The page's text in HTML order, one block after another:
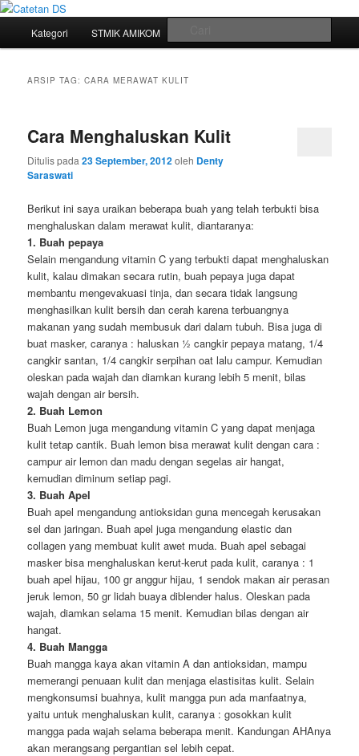
Catetan DS
Mari bermimpi dan ciptakan kehendak
Langsung
utama
Langsung
sekunder
Kategori STMIK AMIKOM
ARSIP TAG:CARA MERAWAT KULIT
Cara Menghaluskan Kulit
Ditulis pada23 September, 2012oleh Denty
Saraswati
Berikut ini saya uraikan beberapa buah yang telah terbukti bisa
menghaluskan dalam merawat kulit, diantaranya:
1. Buah pepaya
Selain mengandung vitamin C yang terbukti dapat menghaluskan
kulit, kalau dimakan secara rutin, buah pepaya juga dapat
membantu mengevakuasi tinja, dan secara tidak langsung
menghasilkan kulit bersih dan cerah karena terbuangnya
makanan yang sudah membusuk dari dalam tubuh. Bisa juga di
buat masker, caranya : haluskan ½ cangkir pepaya matang, 1/4
cangkir santan, 1/4 cangkir serpihan oat lalu campur. Kemudian
oleskan pada wajah dan diamkan kurang lebih 5 menit, bilas
wajah dengan air bersih.
2. Buah Lemon
Buah Lemon juga mengandung vitamin C yang dapat menjaga
kulit tetap cantik. Buah lemon bisa merawat kulit dengan cara :
campur air lemon dan madu dengan segelas air hangat,
kemudian diminum setiap pagi.
3. Buah Apel
Buah apel mengandung antioksidan guna mencegah kerusakan
sel dan jaringan. Buah apel juga mengandung elastic dan
collagen yang membuat kulit awet muda. Buah apel sebagai
masker bisa menghaluskan kerut-kerut pada kulit, caranya : 1
buah apel hijau, 100 gr anggur hijau, 1 sendok makan air perasan
jeruk lemon, 50 gr lidah buaya diblender halus. Oleskan pada
wajah, diamkan selama 15 menit. Kemudian bilas dengan air
hangat.
4. Buah Mangga
Buah mangga kaya akan vitamin A dan antioksidan, mampu
memerangi penuaan kulit dan menjaga elastisitas kulit. Selain
mengkonsumsi buahnya, kulit mangga pun ada manfaatnya,
yaitu untuk menghaluskan kulit, caranya : gosokkan kulit
mangga pada wajah selama beberapa menit. Kandungan AHAnya
akan merangsang pergantian sel lebih cepat.